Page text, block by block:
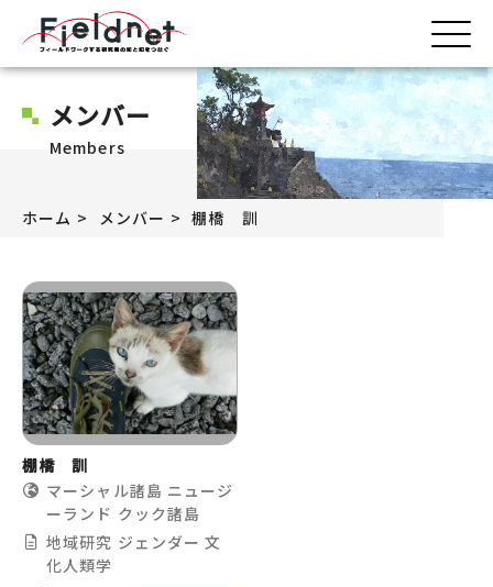
メンバー
Members
ホーム メンバー 棚橋 訓
棚橋 訓
マーシャル諸島 ニュージ
ーランド クック諸島
地域研究 ジェンダー 文
化人類学